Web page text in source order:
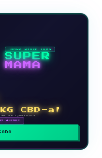
NOVA VIDEO IGRA
SUPER
MAMA
CBD-a!
na ljestvicu
MJESEC